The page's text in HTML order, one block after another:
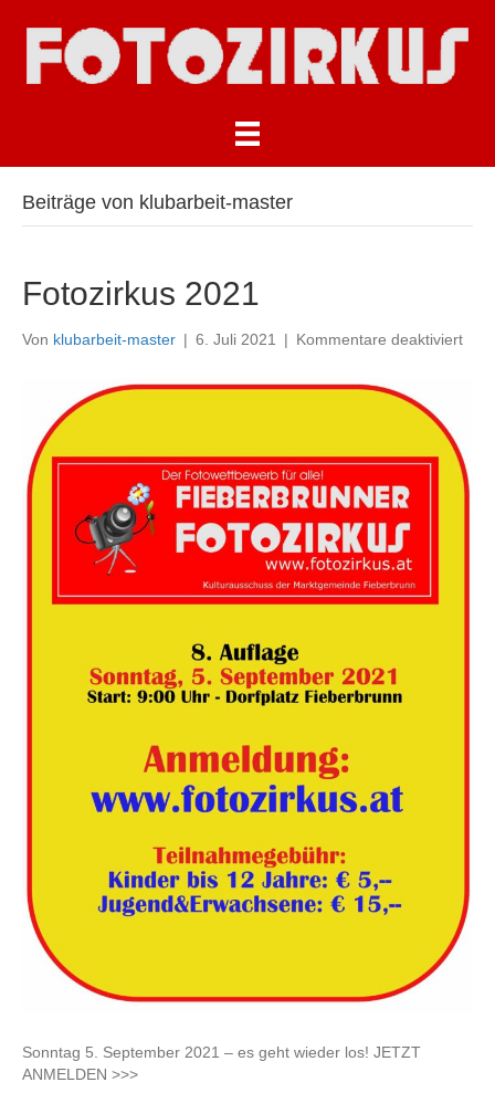
Beiträge von klubarbeit-master
Fotozirkus 2021
Von klubarbeit-master | 6. Juli 2021 | Kommentare deaktiviertfür
Sonntag 5. September 2021 – es geht wieder los! JETZT
ANMELDEN >>>